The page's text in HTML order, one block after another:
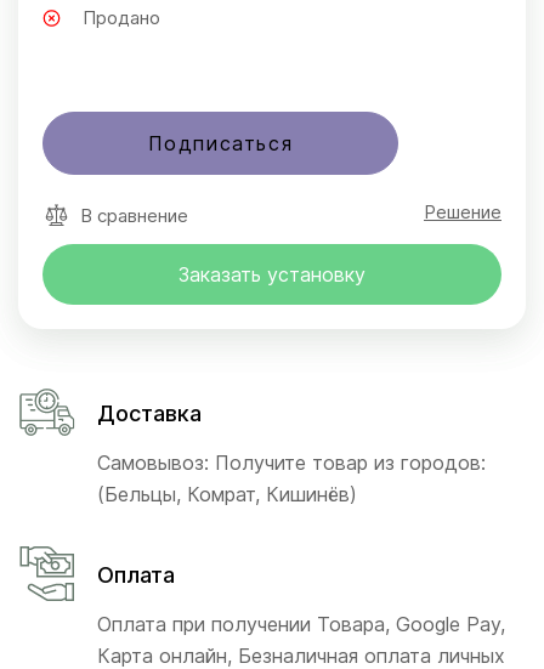
Продано
Подписаться
В сравнение Решение
Заказать установку
Доставка
Самовывоз: Получите товар из городов:
(Бельцы, Комрат, Кишинёв)
Оплата
Оплата при получении Товара, Google Pay,
Карта онлайн, Безналичная оплата личных